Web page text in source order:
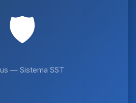
🛡️
— Sistema SST